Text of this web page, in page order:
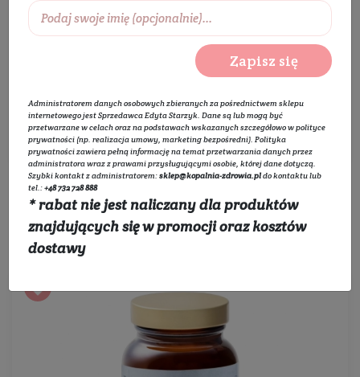
0 zł
Wybierz producentów:
Filtruj
Sortowanie:
Zapisz się
Administratorem danych osobowych zbieranych za pośrednictwem sklepu
internetowego jest Sprzedawca Edyta Starzyk. Dane są lub mogą być
przetwarzane w celach oraz na podstawach wskazanych szczegółowo wpolityce
prywatności (np. realizacja umowy, marketing bezpośredni). Polityka
prywatnościzawiera pełną informację na temat przetwarzania danych przez
administratora wraz z prawami przysługującymi osobie, której dane dotyczą.
Szybki kontakt z administratorem:sklep@kopalnia-zdrowia.pldo kontaktu lub
tel.:+48 732 728 888
* rabat nie jest naliczany dla produktów
znajdujących się w promocji oraz kosztów
dostawy